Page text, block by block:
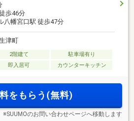
歩46分
八幡宮口駅 徒歩47分
津町
2階建て
駐車場有り
即入居可 カウンターキッチン
をもらう(無料)
※SUUMOのお問い合わせページへ移動します